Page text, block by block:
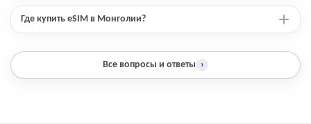
Где купить eSIM в Монголии?
Все вопросы и ответы ›